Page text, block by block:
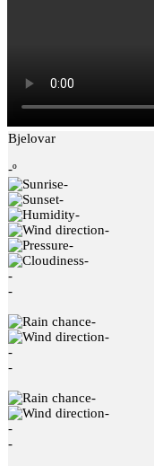
Bjelovar
-º
-
-
-
-
-
-
-
-
-
-
-
-
-
-
-
-